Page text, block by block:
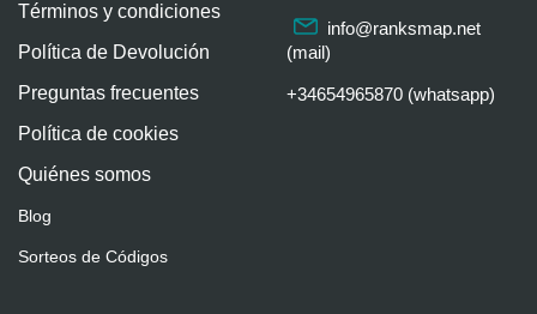
Términos y condiciones
Política de Devolución
Preguntas frecuentes
Política de cookies
Quiénes somos
Blog
Sorteos de Códigos
info@ranksmap.net
(mail)
+34654965870 (whatsapp)